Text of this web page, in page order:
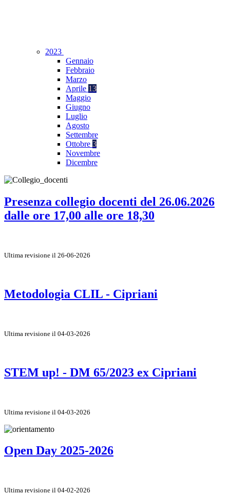
2023
Gennaio
Febbraio
Marzo
Aprile 13
Maggio
Giugno
Luglio
Agosto
Settembre
Ottobre 3
Novembre
Dicembre
Presenza collegio docenti del 26.06.2026
dalle ore 17,00 alle ore 18,30
Ultima revisione il 26-06-2026
Metodologia CLIL - Cipriani
Ultima revisione il 04-03-2026
STEM up! - DM 65/2023 ex Cipriani
Ultima revisione il 04-03-2026
Open Day 2025-2026
Ultima revisione il 04-02-2026